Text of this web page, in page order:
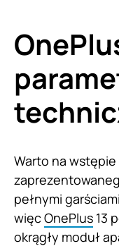
Warto na
pełnymi
więcOnePlus 13
okrągły moduł